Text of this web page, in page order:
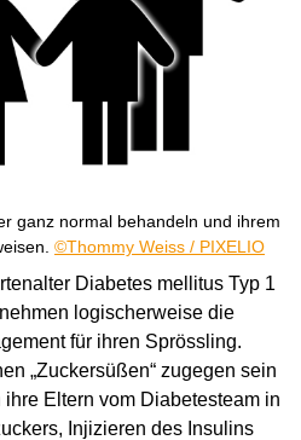
ganz normal behandeln und ihrem
©Thommy Weiss / PIXELIO
Diabetes mellitus Typ 1
logischerweise die
für ihren Sprössling.
„Zuckersüßen“ zugegen sein
Eltern vom Diabetesteam in
Injizieren des Insulins